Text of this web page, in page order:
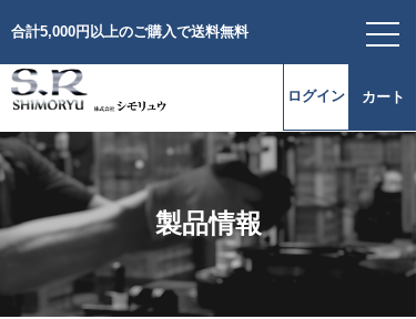
シリーズ一覧
三層鋼 ステンレス-鉄-ステンレス
ジュノー
エクストラ
トゥリート
無水調理鍋 ピナクルⅡ
ライフクッカー
三層鋼ステンレス-アルミ-ステンレス
合計5,000円以上のご購入で送料無料
ログイン カート
製品情報